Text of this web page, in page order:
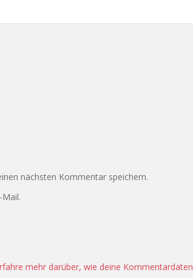
nächsten Kommentar speichern.
mehr darüber, wie deine Kommentardaten